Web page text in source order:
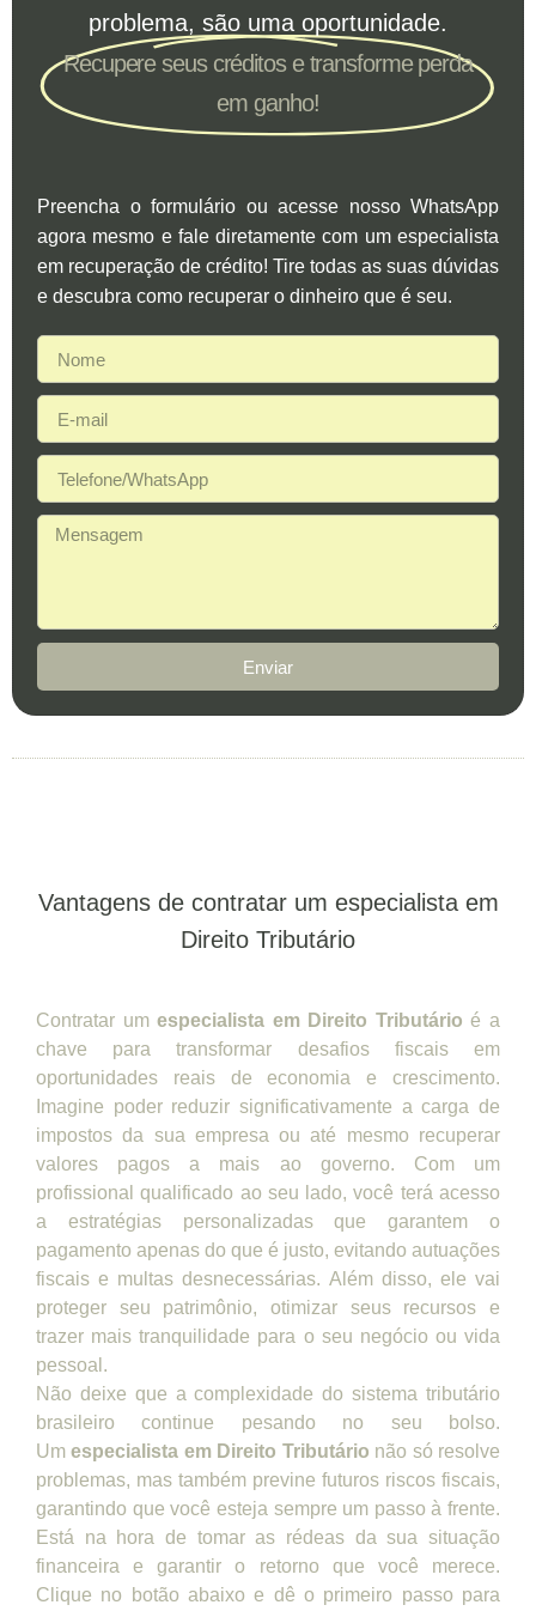
problema, são uma oportunidade.
Recupere seus créditos e transforme perda
em ganho!
Preencha o formulário ou acesse nosso WhatsApp
agora mesmo e fale diretamente com um especialista
em recuperação de crédito! Tire todas as suas dúvidas
e descubra como recuperar o dinheiro que é seu.
Enviar
Vantagens de contratar um especialista em
Direito Tributário
Contratar umespecialista em Direito Tributário é a
chave para transformar desafios fiscais em
oportunidades reais de economia e crescimento.
Imagine poder reduzir significativamente a carga de
impostos da sua empresa ou até mesmo recuperar
valores pagos a mais ao governo. Com um
profissional qualificado ao seu lado, você terá acesso
a estratégias personalizadas que garantem o
pagamento apenas do que é justo, evitando autuações
fiscais e multas desnecessárias. Além disso, ele vai
proteger seu patrimônio, otimizar seus recursos e
trazer mais tranquilidade para o seu negócio ou vida
pessoal.
Não deixe que a complexidade do sistema tributário
brasileiro continue pesando no seu bolso.
Umespecialista em Direito Tributário não só resolve
problemas, mas também previne futuros riscos fiscais,
garantindo que você esteja sempre um passo à frente.
Está na hora de tomar as rédeas da sua situação
financeira e garantir o retorno que você merece.
Clique no botão abaixo e dê o primeiro passo para